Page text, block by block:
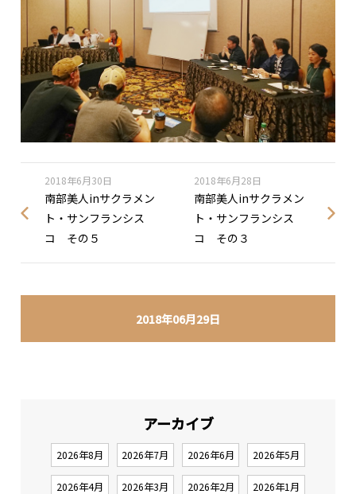
2018年06月29日
2018年6月30日
南部美人inサクラメン
ト・サンフランシス
コ その５
2018年6月28日
南部美人inサクラメン
ト・サンフランシス
コ その３
アーカイブ
2026年8月 2026年7月 2026年6月 2026年5月
2026年4月 2026年3月 2026年2月 2026年1月